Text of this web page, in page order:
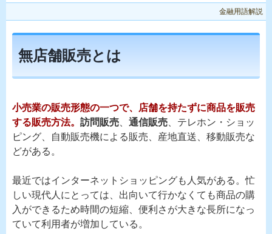
金融用語解説
無店舗販売とは
小売業の販売形態の一つで、店舗を持たずに商品を販売
する販売方法。 訪問販売 通信販売 、テレホン・ショッ
ピング、自動販売機による販売、産地直送、移動販売な
どがある。
最近ではインターネットショッピングも人気がある。忙
しい現代人にとっては、出向いて行かなくても商品の購
入ができるため時間の短縮、便利さが大きな長所になっ
ていて利用者が増加している。